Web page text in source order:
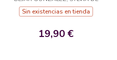
Sin existencias en tienda
19,90 €